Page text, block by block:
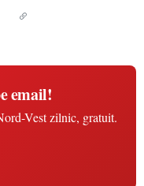
email!
Vest zilnic, gratuit.